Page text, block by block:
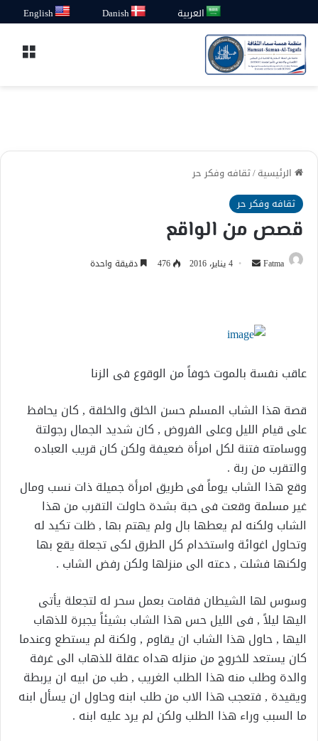
العربية Danish
English
الرئيسية/ثقافه وفكر حر
ثقافه وفكر حر
قصص من الواقع
Fatma
أرسل 4 يناير، 2016 476 دقيقة واحدة
عاقب نفسة بالموت خوفاً من الوقوع فى الزنا
قصة هذا الشاب المسلم حسن الخلق والخلقة , كان يحافظ
على قيام الليل وعلى الفروض , كان شديد الجمال رجولتة
ووسامته فتنة لكل امرأة ضعيفة ولكن كان قريب العباده
والتقرب من ربة .
وقع هذا الشاب يوماً فى طريق امرأة جميلة ذات نسب ومال
غير مسلمة وقعت فى حبة بشدة حاولت التقرب من هذا
الشاب ولكنه لم يعطها بال ولم يهتم بها , ظلت تكيد له
وتحاول اغوائة واستخدام كل الطرق لكى تجعلة يقع بها
ولكنها فشلت , دعته الى منزلها ولكن رفض الشاب .
وسوس لها الشيطان فقامت بعمل سحر له لتجعلة يأتى
اليها ليلاً , فى الليل حس هذا الشاب بشيئاً يجبرة للذهاب
اليها , حاول هذا الشاب ان يقاوم , ولكنة لم يستطع وعندما
كان يستعد للخروج من منزله هداه عقلة للذهاب الى غرفة
والدة وطلب منه هذا الطلب الغريب , طب من ابيه ان يربطة
ويقيدة , فتعجب هذا الاب من طلب ابنه وحاول ان يسأل ابنه
ما السبب وراء هذا الطلب ولكن لم يرد عليه ابنه .